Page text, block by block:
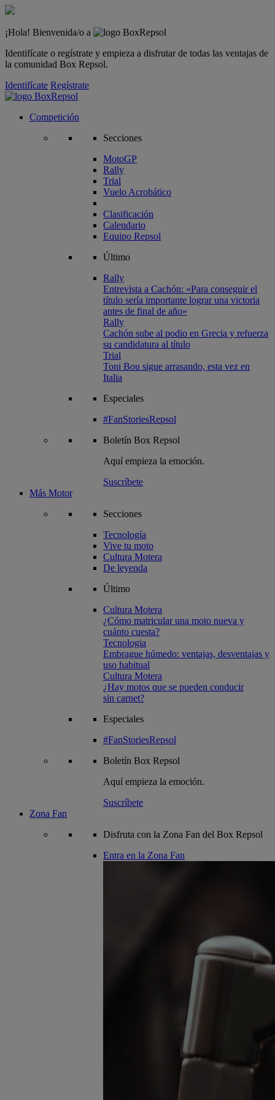
¡Hola! Bienvenida/o a
Identifícate o regístrate y empieza a disfrutar de todas las ventajas de
la comunidad Box Repsol.
Identifícate Regístrate
Competición
Secciones
MotoGP
Rally
Trial
Vuelo Acrobático
Clasificación
Calendario
Equipo Repsol
Último
Rally
Entrevista a Cachón: «Para conseguir el
título sería importante lograr una victoria
antes de final de año»
Rally
Cachón sube al podio en Grecia y refuerza
su candidatura al título
Trial
Toni Bou sigue arrasando, esta vez en
Italia
Especiales
#FanStoriesRepsol
Boletín Box Repsol
Aquí empieza la emoción.
Suscríbete
Más Motor
Secciones
Tecnología
Vive tu moto
Cultura Motera
De leyenda
Último
Cultura Motera
¿Cómo matricular una moto nueva y
cuánto cuesta?
Tecnologia
Embrague húmedo: ventajas, desventajas y
uso habitual
Cultura Motera
¿Hay motos que se pueden conducir
sin carnet?
Especiales
#FanStoriesRepsol
Boletín Box Repsol
Aquí empieza la emoción.
Suscríbete
Zona Fan
Disfruta con la Zona Fan del Box Repsol
Entra en la Zona Fan